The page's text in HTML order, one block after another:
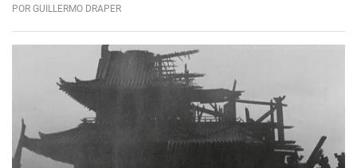
POR GUILLERMO DRAPER